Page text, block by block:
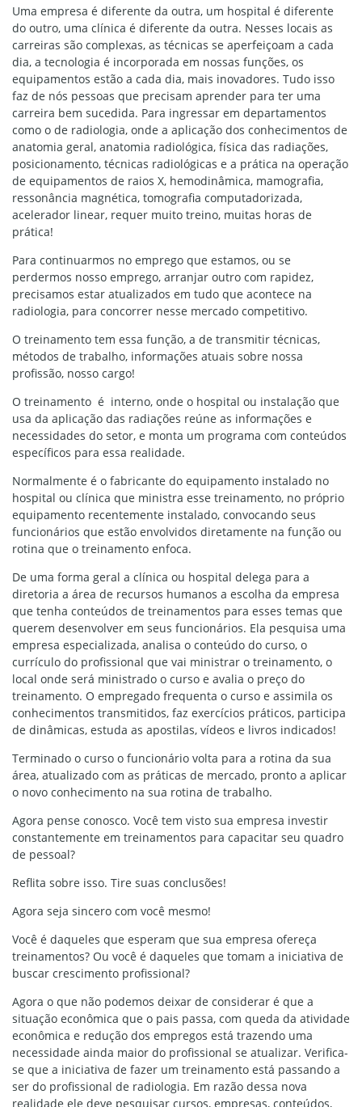
Uma empresa é diferente da outra, um hospital é diferente
do outro, uma clínica é diferente da outra. Nesses locais as
carreiras são complexas, as técnicas se aperfeiçoam a cada
dia, a tecnologia é incorporada em nossas funções, os
equipamentos estão a cada dia, mais inovadores. Tudo isso
faz de nós pessoas que precisam aprender para ter uma
carreira bem sucedida. Para ingressar em departamentos
como o de radiologia, onde a aplicação dos conhecimentos de
anatomia geral, anatomia radiológica, física das radiações,
posicionamento, técnicas radiológicas e a prática na operação
de equipamentos de raios X, hemodinâmica, mamografia,
ressonância magnética, tomografia computadorizada,
acelerador linear, requer muito treino, muitas horas de
prática!
Para continuarmos no emprego que estamos, ou se
perdermos nosso emprego, arranjar outro com rapidez,
precisamos estar atualizados em tudo que acontece na
radiologia, para concorrer nesse mercado competitivo.
O treinamento tem essa função, a de transmitir técnicas,
métodos de trabalho, informações atuais sobre nossa
profissão, nosso cargo!
O treinamento é interno, onde o hospital ou instalação que
usa da aplicação das radiações reúne as informações e
necessidades do setor, e monta um programa com conteúdos
específicos para essa realidade.
Normalmente é o fabricante do equipamento instalado no
hospital ou clínica que ministra esse treinamento, no próprio
equipamento recentemente instalado, convocando seus
funcionários que estão envolvidos diretamente na função ou
rotina que o treinamento enfoca.
De uma forma geral a clínica ou hospital delega para a
diretoria a área de recursos humanos a escolha da empresa
que tenha conteúdos de treinamentos para esses temas que
querem desenvolver em seus funcionários. Ela pesquisa uma
empresa especializada, analisa o conteúdo do curso, o
currículo do profissional que vai ministrar o treinamento, o
local onde será ministrado o curso e avalia o preço do
treinamento. O empregado frequenta o curso e assimila os
conhecimentos transmitidos, faz exercícios práticos, participa
de dinâmicas, estuda as apostilas, vídeos e livros indicados!
Terminado o curso o funcionário volta para a rotina da sua
área, atualizado com as práticas de mercado, pronto a aplicar
o novo conhecimento na sua rotina de trabalho.
Agora pense conosco. Você tem visto sua empresa investir
constantemente em treinamentos para capacitar seu quadro
de pessoal?
Reflita sobre isso. Tire suas conclusões!
Agora seja sincero com você mesmo!
Você é daqueles que esperam que sua empresa ofereça
treinamentos? Ou você é daqueles que tomam a iniciativa de
buscar crescimento profissional?
Agora o que não podemos deixar de considerar é que a
situação econômica que o pais passa, com queda da atividade
econômica e redução dos empregos está trazendo uma
necessidade ainda maior do profissional se atualizar. Verifica-
se que a iniciativa de fazer um treinamento está passando a
ser do profissional de radiologia. Em razão dessa nova
realidade ele deve pesquisar cursos, empresas, conteúdos,